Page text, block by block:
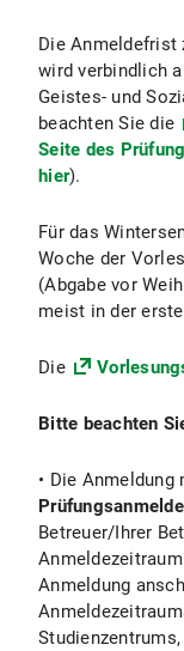
Die Anmeldefrist
wird verbindlich
Geistes- und
beachten Sie die
Seite des
hier).
Für das
Woche der
(Abgabe vor
meist in der
Die
Bitte beachten
• Die
Betreuer/Ihrer
Anmeldung